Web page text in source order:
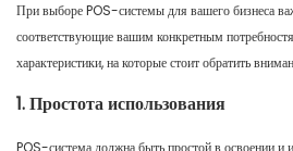
При выборе POS-системы для вашего бизнеса
соответствующие вашим конкретным
характеристики, на которые стоит обратить
1. Простота использования